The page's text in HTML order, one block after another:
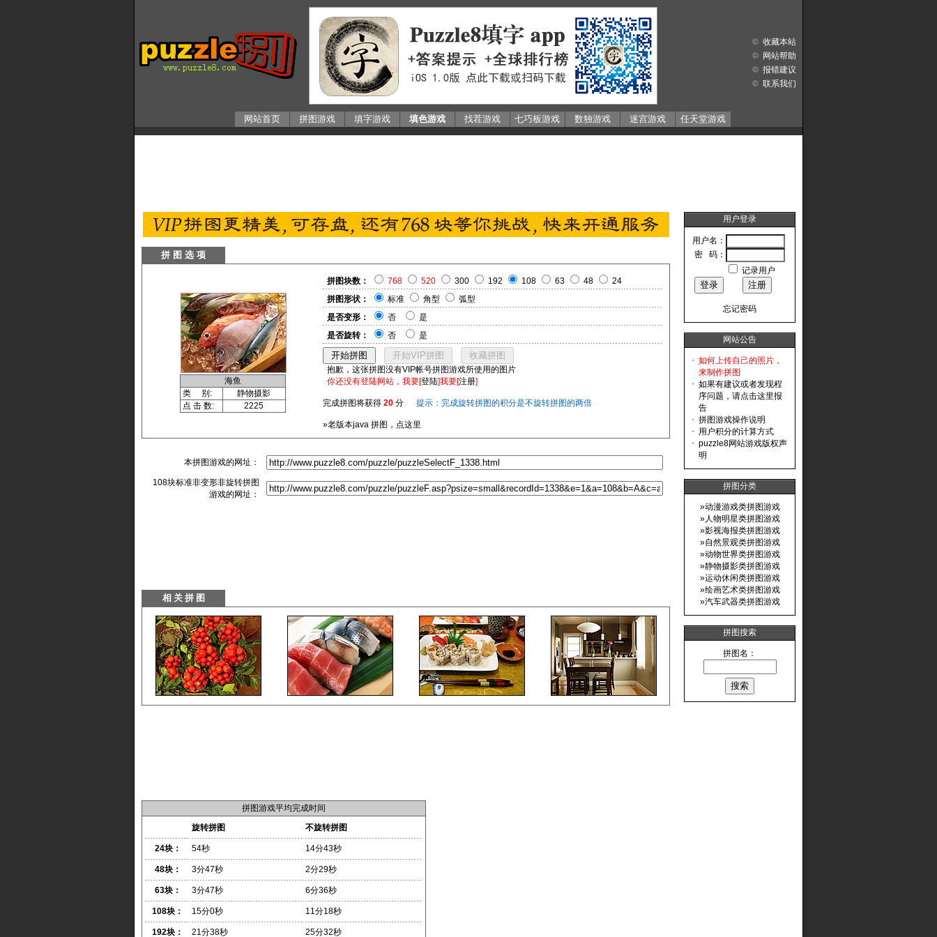
网站首页 拼图游戏 填字游戏 填色游戏 找茬游戏 七巧板游戏 数独游戏 迷宫游戏 任天堂游戏
收藏本站
网站帮助
报错建议
联系我们
拼 图 选 项
海鱼
类 别:
静物摄影
点 击 数:
2225
拼图块数： 768 520 300 192 108 63 48
24
拼图形状：
标准 角型
弧型
是否变形：
否
是
是否旋转：
否 是
抱歉，这张拼图没有VIP帐号拼图游戏所使用的图片
你还没有登陆网站，我要[登陆]我要[注册]
完成拼图将获得 20 分 提示：完成旋转拼图的积分是不旋转拼图的两倍
»老版本java 拼图，点这里
本拼图游戏的网址：
108块标准非变形非旋转拼图
游戏的网址：
拼图游戏平均完成时间
旋转拼图
不旋转拼图
24块： 54秒 14分43秒
48块： 3分47秒 2分29秒
63块： 3分47秒 6分36秒
108块： 15分0秒 11分18秒
192块： 21分38秒 25分32秒
用户登录
用户名：
密 码：
记录用户
忘记密码
网站公告
· 如何上传自己的照片，
来制作拼图
· 如果有建议或者发现程
序问题，请点击这里报
告
· 拼图游戏操作说明
· 用户积分的计算方式
· puzzle8网站游戏版权声
明
拼图分类
»动漫游戏类拼图游戏
»人物明星类拼图游戏
»影视海报类拼图游戏
»自然景观类拼图游戏
»动物世界类拼图游戏
»静物摄影类拼图游戏
»运动休闲类拼图游戏
»绘画艺术类拼图游戏
»汽车武器类拼图游戏
拼图搜索
拼图名：